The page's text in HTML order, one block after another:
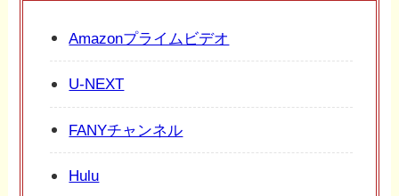
Amazonプライムビデオ
U-NEXT
FANYチャンネル
Hulu